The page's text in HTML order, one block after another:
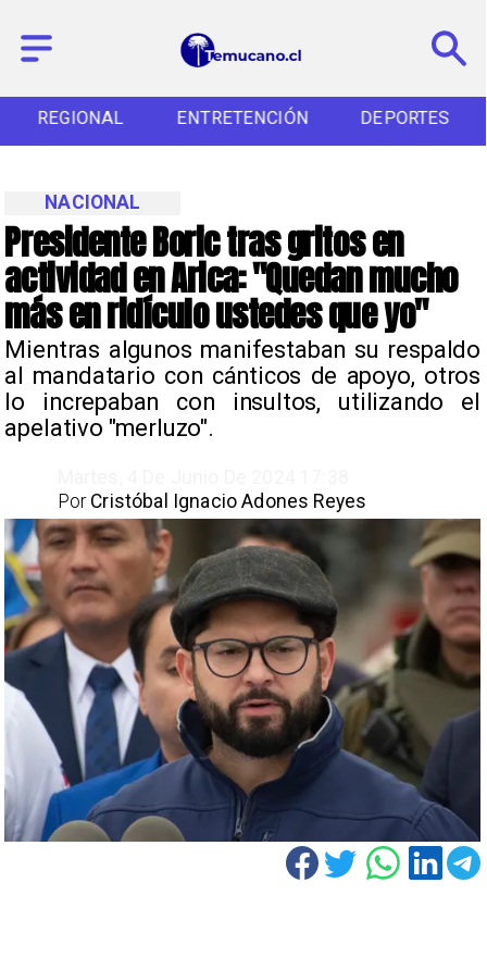
REGIONAL ENTRETENCIÓN DEPORTES
Presidente Boric tras gritos en
actividad en Arica: "Quedan mucho
más en ridículo ustedes que yo"
​Mientras algunos manifestaban su respaldo
al mandatario con cánticos de apoyo, otros
lo increpaban con insultos, utilizando el
apelativo "merluzo".
NACIONAL
Cristóbal Ignacio Adones Reyes
Por